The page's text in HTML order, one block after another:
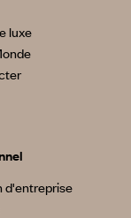
luxe
d'entreprise